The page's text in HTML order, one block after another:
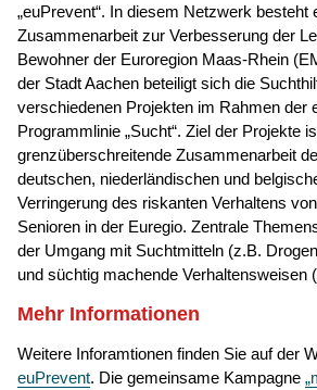
„euPrevent“. In diesem Netzwerk besteht
Zusammenarbeit zur Verbesserung der
Bewohner der Euroregion Maas-Rhein
der Stadt Aachen beteiligt sich die
verschiedenen Projekten im Rahmen der
Programmlinie „Sucht“. Ziel der Projekte
grenzüberschreitende Zusammenarbeit
deutschen, niederländischen und
Verringerung des riskanten Verhaltens
Senioren in der Euregio. Zentrale
der Umgang mit Suchtmitteln (z.B.
und süchtig machende Verhaltensweisen
Mehr Informationen
Weitere Inforamtionen finden Sie auf der
euPrevent. Die gemeinsame Kampagne